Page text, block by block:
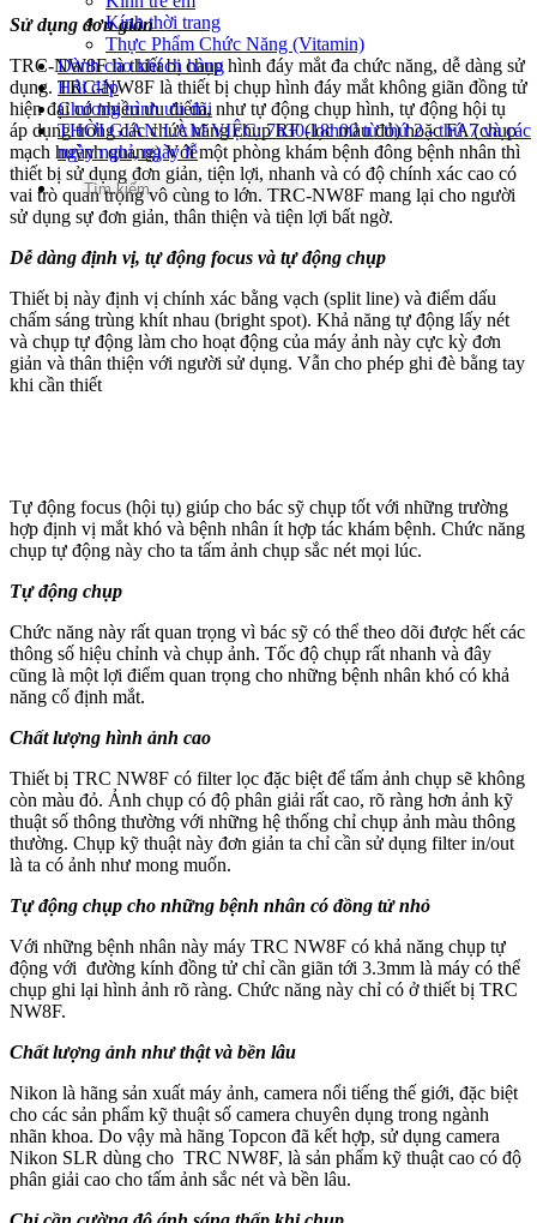
Kính thời trang
Thực Phẩm Chức Năng (Vitamin)
Dành cho khách hàng
Hỏi đáp
Chương trình ưu đãi
THỜI GIAN LÀM VIỆC: 7h30-18h00 từ thứ 2 - thứ 7 và các
ngày nghỉ, ngày lễ
Sử dụng đơn giản
TRC-NW8F là thiết bị chụp hình đáy mắt đa chức năng, dễ dàng sử
dụng. TRC-NW8F là thiết bị chụp hình đáy mắt không giãn đồng tử
hiện đại có nhiều ưu điểm, như tự động chụp hình, tự động hội tụ
áp dụng trong các chức năng chụp RF (lọc màu đỏ) hoặc FA (chụp
mạch huỳnh quang) Với một phòng khám bệnh đông bệnh nhân thì
thiết bị sử dụng đơn giản, tiện lợi, nhanh và có độ chính xác cao có
vai trò quan trọng vô cùng to lớn. TRC-NW8F mang lại cho người
sử dụng sự đơn giản, thân thiện và tiện lợi bất ngờ.
Dễ dàng định vị, tự động focus và tự động chụp
Thiết bị này định vị chính xác bằng vạch (split line) và điểm dấu
chấm sáng trùng khít nhau (bright spot). Khả năng tự động lấy nét
và chụp tự động làm cho hoạt động của máy ảnh này cực kỳ đơn
giản và thân thiện với người sử dụng. Vẫn cho phép ghi đè bằng tay
khi cần thiết
Tự động focus (hội tụ) giúp cho bác sỹ chụp tốt với những trường
hợp định vị mắt khó và bệnh nhân ít hợp tác khám bệnh. Chức năng
chụp tự động này cho ta tấm ảnh chụp sắc nét mọi lúc.
Tự động chụp
Chức năng này rất quan trọng vì bác sỹ có thể theo dõi được hết các
thông số hiệu chỉnh và chụp ảnh. Tốc độ chụp rất nhanh và đây
cũng là một lợi điểm quan trọng cho những bệnh nhân khó có khả
năng cố định mắt.
Chất lượng hình ảnh cao
Thiết bị TRC NW8F có filter lọc đặc biệt để tấm ảnh chụp sẽ không
còn màu đỏ. Ảnh chụp có độ phân giải rất cao, rõ ràng hơn ảnh kỹ
thuật số thông thường với những hệ thống chỉ chụp ảnh màu thông
thường. Chụp kỹ thuật này đơn giản ta chỉ cần sử dụng filter in/out
là ta có ảnh như mong muốn.
Tự động chụp cho những bệnh nhân có đồng tử nhỏ
Với những bệnh nhân này máy TRC NW8F có khả năng chụp tự
động với đường kính đồng tử chỉ cần giãn tới 3.3mm là máy có thể
chụp ghi lại hình ảnh rõ ràng. Chức năng này chỉ có ở thiết bị TRC
NW8F.
Chất lượng ảnh như thật và bền lâu
Nikon là hãng sản xuất máy ảnh, camera nổi tiếng thế giới, đặc biệt
cho các sản phẩm kỹ thuật số camera chuyên dụng trong ngành
nhãn khoa. Do vậy mà hãng Topcon đã kết hợp, sử dụng camera
Nikon SLR dùng cho TRC NW8F, là sản phẩm kỹ thuật cao có độ
phân giải cao cho tấm ảnh sắc nét và bền lâu.